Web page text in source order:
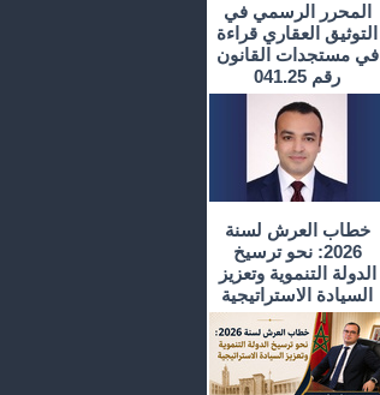
المحرر الرسمي في
التوثيق العقاري قراءة
في مستجدات القانون
رقم 041.25
خطاب العرش لسنة
2026: نحو ترسيخ
الدولة التنموية وتعزيز
السيادة الاستراتيجية